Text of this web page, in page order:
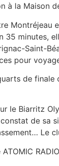
à la Maison
Montréjeau
minutes,
Saint-
pour
de finale
le Biarritz
de sa
Le
RADIO